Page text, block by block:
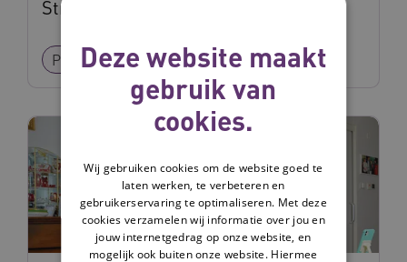
Stressherkenningssok
Product Technologie
Deze website maakt
gebruik van
cookies.
Wij gebruiken cookies om de website goed te
laten werken, te verbeteren en
gebruikerservaring te optimaliseren. Met deze
cookies verzamelen wij informatie over jou en
jouw internetgedrag op onze website, en
mogelijk ook buiten onze website. Hiermee